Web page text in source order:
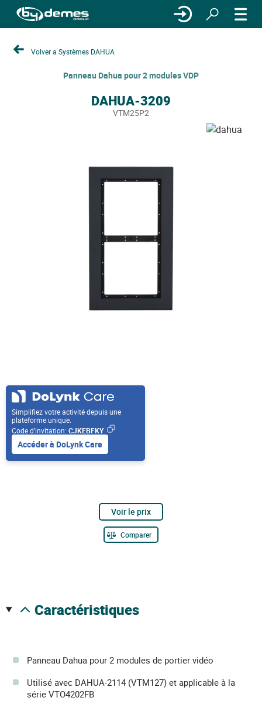
Volver a Systèmes DAHUA
Panneau Dahua pour 2 modules VDP
DAHUA-3209
VTM25P2
Simplifiez votre activité depuis une
plateforme unique.
Code d’invitation: CJKEBFKY
Accéder à DoLynk Care
Voir le prix
Comparer
caractéristiques
Panneau Dahua pour 2 modules de portier vidéo
Utilisé avec DAHUA-2114 (VTM127) et applicable à la
série VTO4202FB